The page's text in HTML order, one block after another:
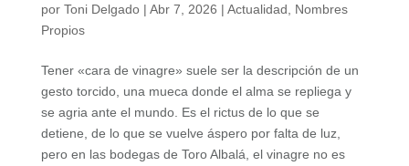
por Toni Delgado| Abr 7, 2026 | Actualidad
Nombres
Propios
Tener «cara de vinagre» suele ser la descripción de un
gesto torcido, una mueca donde el alma se repliega y
se agria ante el mundo. Es el rictus de lo que se
detiene, de lo que se vuelve áspero por falta de luz,
pero en las bodegas de Toro Albalá, el vinagre no es